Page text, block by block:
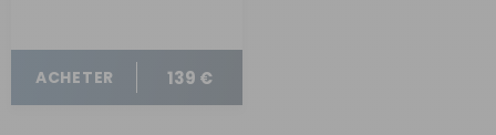
ACHETER 139 €